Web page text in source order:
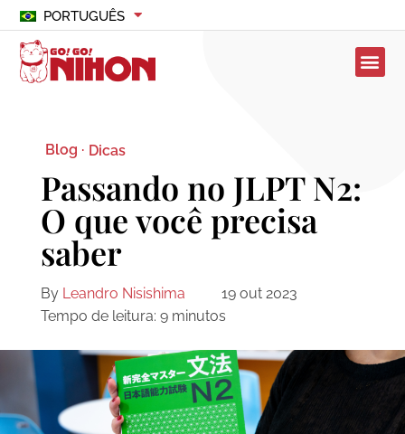
PORTUGUÊS
Blog · Dicas
Passando no JLPT N2:
O que você precisa
saber
By Leandro Nisishima
19 out 2023
Tempo de leitura: 9 minutos